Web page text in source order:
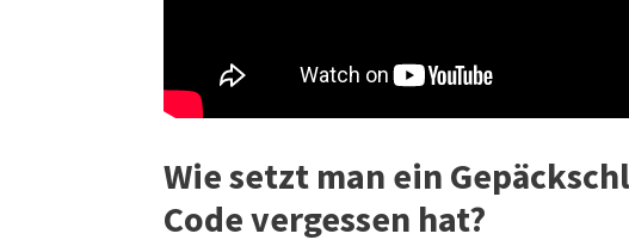
Wie setzt man ein
Code vergessen hat?